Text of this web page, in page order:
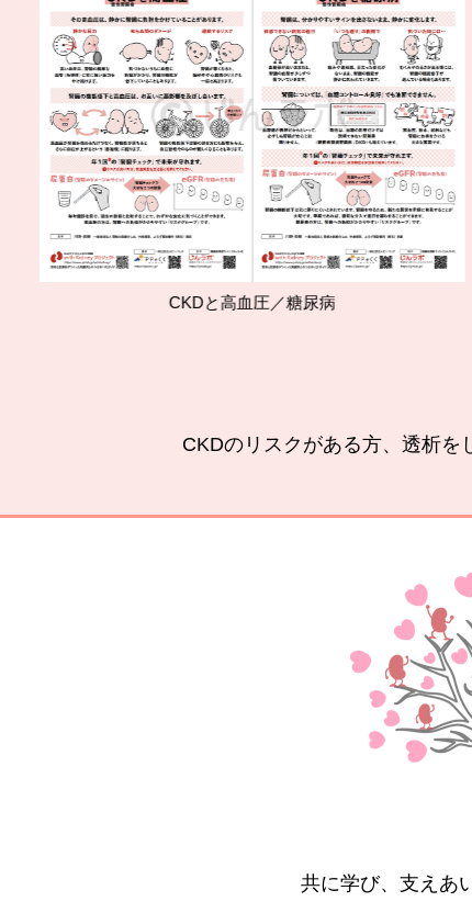
CKDと高血圧／糖尿病
CKDのリスクがある方、透析を
共に学び、支えあ